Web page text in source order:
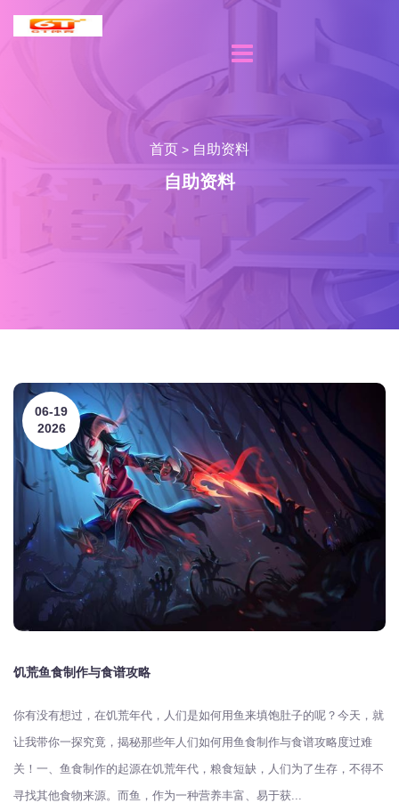
首页 > 自助资料
自助资料
06-19
2026
饥荒鱼食制作与食谱攻略
你有没有想过，在饥荒年代，人们是如何用鱼来填饱肚子的呢？今天，就
让我带你一探究竟，揭秘那些年人们如何用鱼食制作与食谱攻略度过难
关！一、鱼食制作的起源在饥荒年代，粮食短缺，人们为了生存，不得不
寻找其他食物来源。而鱼，作为一种营养丰富、易于获...